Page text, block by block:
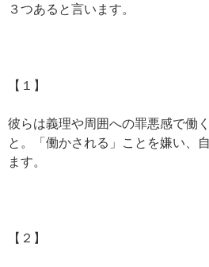
３つあると言います。
【１】
彼らは義理や周囲への罪悪感で働
と。「働かされる」ことを嫌い、
ます。
【２】